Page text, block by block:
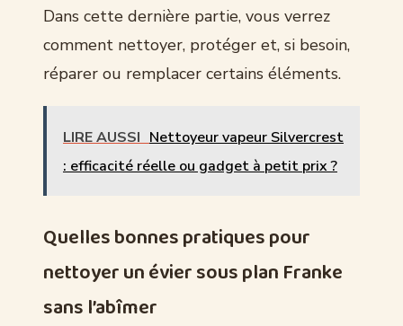
Dans cette dernière partie, vous verrez
comment nettoyer, protéger et, si besoin,
réparer ou remplacer certains éléments.
LIRE AUSSI Nettoyeur vapeur Silvercrest
: efficacité réelle ou gadget à petit prix ?
Quelles bonnes pratiques pour
nettoyer un évier sous plan Franke
sans l’abîmer